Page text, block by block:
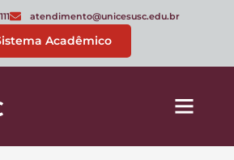
atendimento@unicesusc.edu.br
Acadêmico